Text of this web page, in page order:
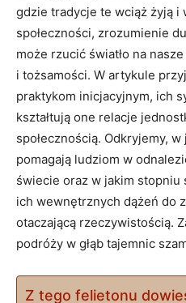
gdzie tradycje te wciąż żyją i
społeczności, zrozumienie
może rzucić światło na
i tożsamości. W artykule
praktykom inicjacyjnym, ich
kształtują one relacje
społecznością. Odkryjemy,
pomagają ludziom w
świecie oraz w jakim
ich wewnętrznych dążeń do
otaczającą rzeczywistością.
podróży w głąb tajemnic
Z tego felietonu